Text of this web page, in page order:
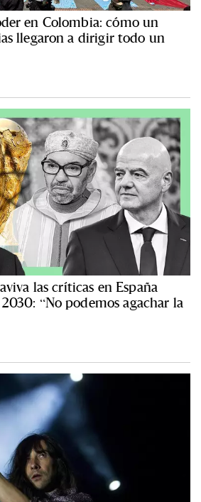
en Colombia: cómo un
llegaron a dirigir todo un
las críticas en España
“No podemos agachar la